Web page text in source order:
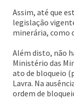
Assim, até que
legislação
minerária, como
Além disto, não
Ministério das
ato de bloqueio
Lavra. Na
ordem de